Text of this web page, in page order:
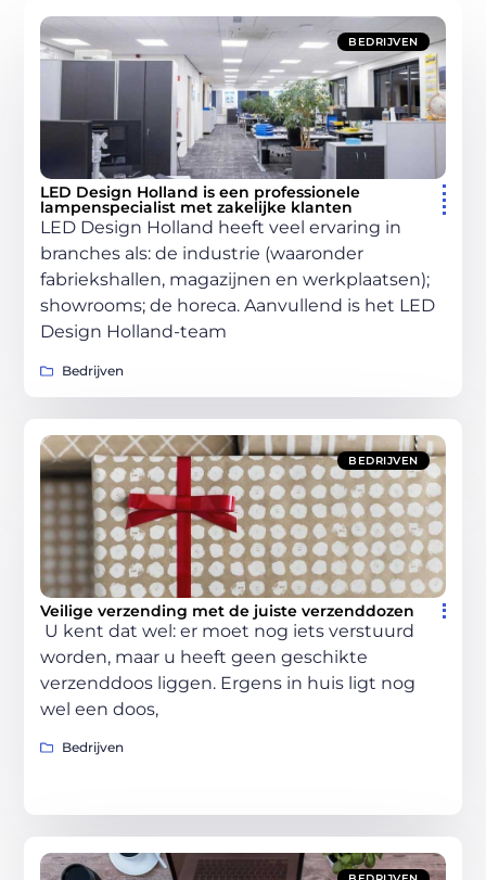
BEDRIJVEN
LED Design Holland is een professionele
lampenspecialist met zakelijke klanten
LED Design Holland heeft veel ervaring in
branches als: de industrie (waaronder
fabriekshallen, magazijnen en werkplaatsen);
showrooms; de horeca. Aanvullend is het LED
Design Holland-team
Bedrijven
BEDRIJVEN
Veilige verzending met de juiste verzenddozen
U kent dat wel: er moet nog iets verstuurd
worden, maar u heeft geen geschikte
verzenddoos liggen. Ergens in huis ligt nog
wel een doos,
Bedrijven